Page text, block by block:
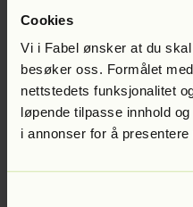
Cookies
Vi i Fabel ønsker at du
besøker oss. Formålet
nettstedets funksjonalitet
løpende tilpasse innhold
i annonser for å